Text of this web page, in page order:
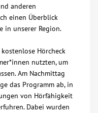
anderen
einen Überblick
in unserer Region.
Hörcheck
nutzten, um
Am Nachmittag
das Programm ab, in
von Hörfähigkeit
Dabei wurden